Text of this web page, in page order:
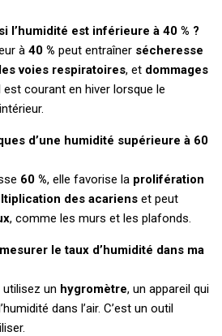
l’humidité est inférieure à 40 % ?
à 40 % peut entraîner sécheresse
voies respiratoires, et dommages
est courant en hiver lorsque le
d’une humidité supérieure à 60
60 %, elle favorise la prolifération
des acariens et peut
, comme les murs et les plafonds.
le taux d’humidité dans ma
utilisez un hygromètre, un appareil qui
dans l’air. C’est un outil